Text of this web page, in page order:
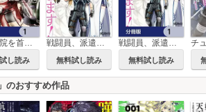
し読み 無料試し読み
戦闘員、派遣します！【分冊版】
無料試し読み
」のおすすめ作品